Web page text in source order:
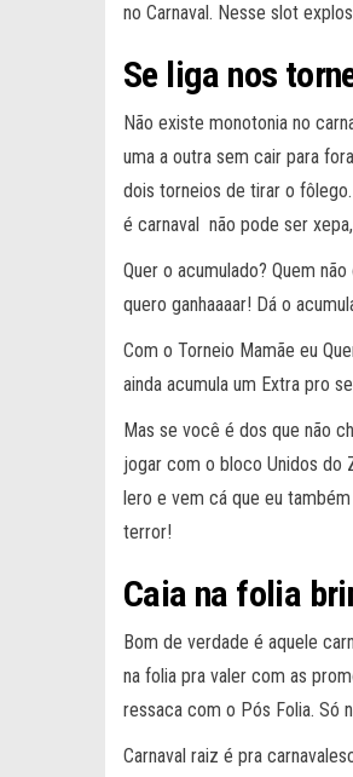
no Carnaval. Nesse slot
Se liga nos
Não existe monotonia no
uma a outra sem cair para
dois torneios de tirar o
é carnaval não pode ser
Quer o acumulado? Quem
quero ganhaaaar! Dá o
Com o Torneio Mamãe eu
ainda acumula um Extra pro
Mas se você é dos que não
jogar com o bloco Unidos do
lero e vem cá que eu
terror!
Caia na folia
Bom de verdade é aquele
na folia pra valer com as
ressaca com o Pós Folia. Só
Carnaval raiz é pra